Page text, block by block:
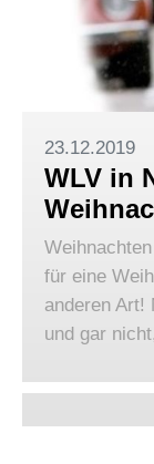
23.12.2019
WLV in
für eine
anderen Art!
und gar